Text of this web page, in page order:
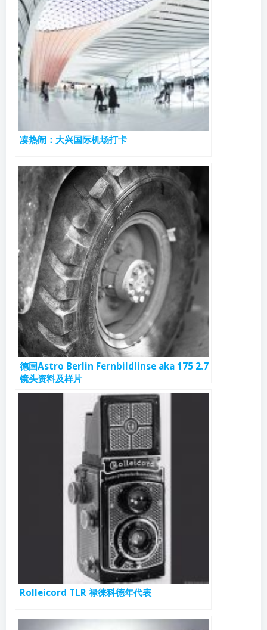
凑热闹：大兴国际机场打卡
德国Astro Berlin Fernbildlinse aka 175 2.7
镜头资料及样片
Rolleicord TLR 禄徕科德年代表